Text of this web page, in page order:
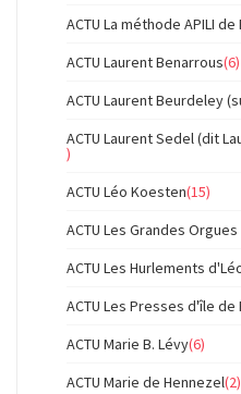
ACTU La méthode APILI
ACTU Laurent Benarrous(6)
ACTU Laurent Beurdeley
ACTU Laurent Sedel (dit
)
ACTU Léo Koesten(15)
ACTU Les Grandes
ACTU Les Hurlements
ACTU Les Presses d'île de
ACTU Marie B. Lévy(6)
ACTU Marie de Hennezel(2)